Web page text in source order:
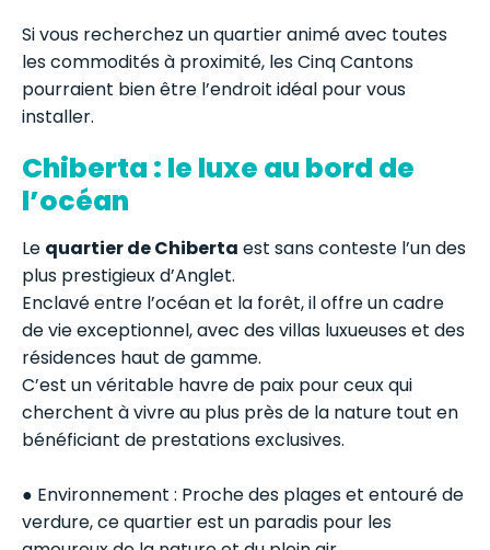
Si vous recherchez un quartier animé avec toutes
les commodités à proximité, les Cinq Cantons
pourraient bien être l’endroit idéal pour vous
installer.
Chiberta : le luxe au bord de
l’océan
Le quartier de Chiberta est sans conteste l’un des
plus prestigieux d’Anglet.
Enclavé entre l’océan et la forêt, il offre un cadre
de vie exceptionnel, avec des villas luxueuses et des
résidences haut de gamme.
C’est un véritable havre de paix pour ceux qui
cherchent à vivre au plus près de la nature tout en
bénéficiant de prestations exclusives.
● Environnement : Proche des plages et entouré de
verdure, ce quartier est un paradis pour les